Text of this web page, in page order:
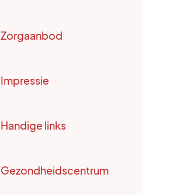
Zorgaanbod
Impressie
Handige links
Gezondheidscentrum